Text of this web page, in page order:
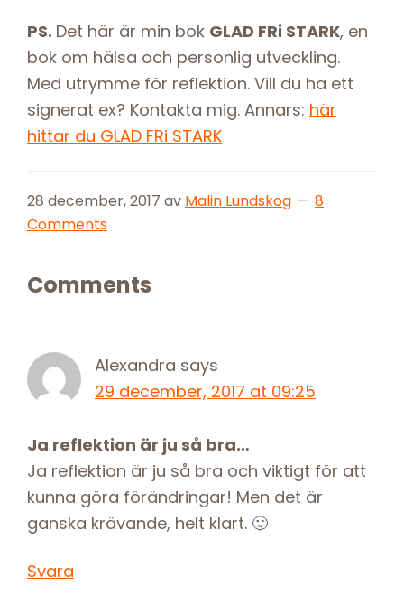
PS. Det här är min bok GLAD FRi STARK, en
bok om hälsa och personlig utveckling.
Med utrymme för reflektion. Vill du ha ett
signerat ex? Kontakta mig. Annars: här
hittar du GLAD FRi STARK
28 december, 2017 av Malin Lundskog
8
Comments
Reader
Comments
Alexandra says
29 december, 2017 at 09:25
Ja reflektion är ju så bra…
Ja reflektion är ju så bra och viktigt för att
kunna göra förändringar! Men det är
ganska krävande, helt klart. 🙂
Svara